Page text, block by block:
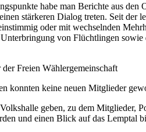
habe man Berichte aus
stärkeren Dialog treten. Seit der
oder mit wechselnden
von Flüchtlingen
Freien Wählergemeinschaft
konnten keine neuen Mitglieder
geben, zu dem Mitglieder,
und einen Blick auf das Lemptal